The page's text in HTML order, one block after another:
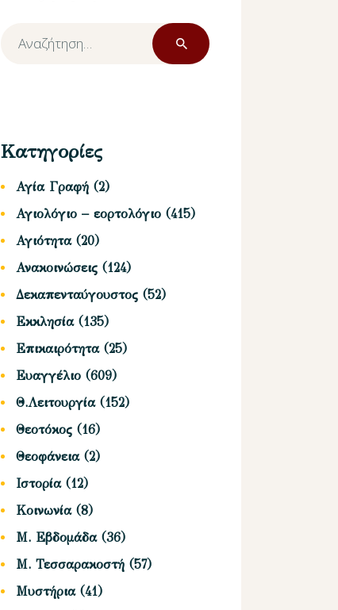
Αναζήτηση
για:
Κατηγορίες
Αγία Γραφή (2)
Αγιολόγιο – εορτολόγιο (415)
Αγιότητα(20)
Ανακοινώσεις (124)
Δεκαπενταύγουστος (52)
Εκκλησία(135)
Επικαιρότητα(25)
Ευαγγέλιο (609)
Θ.Λειτουργία(152)
Θεοτόκος (16)
Θεοφάνεια(2)
Ιστορία(12)
Κοινωνία(8)
Μ. Εβδομάδα(36)
Μ. Τεσσαρακοστή (57)
Μυστήρια(41)